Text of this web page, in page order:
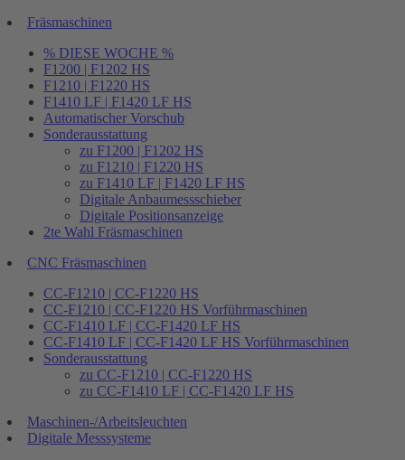
Fräsmaschinen
% DIESE WOCHE %
F1200 | F1202 HS
F1210 | F1220 HS
F1410 LF | F1420 LF HS
Automatischer Vorschub
Sonderausstattung
zu F1200 | F1202 HS
zu F1210 | F1220 HS
zu F1410 LF | F1420 LF HS
Digitale Anbaumessschieber
Digitale Positionsanzeige
2te Wahl Fräsmaschinen
CNC Fräsmaschinen
CC-F1210 | CC-F1220 HS
CC-F1210 | CC-F1220 HS Vorführmaschinen
CC-F1410 LF | CC-F1420 LF HS
CC-F1410 LF | CC-F1420 LF HS Vorführmaschinen
Sonderausstattung
zu CC-F1210 | CC-F1220 HS
zu CC-F1410 LF | CC-F1420 LF HS
Maschinen-/Arbeitsleuchten
Digitale Messsysteme